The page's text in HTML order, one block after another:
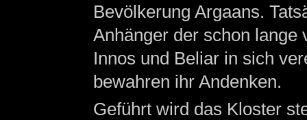
Bevölkerung Argaans.
Anhänger der schon lange
Innos und Beliar in sich
bewahren ihr Andenken.
Geführt wird das Kloster